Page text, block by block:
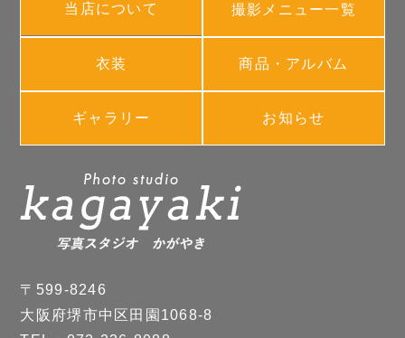
当店について 撮影メニュー一覧
衣装 商品・アルバム
ギャラリー お知らせ
〒599-8246
大阪府堺市中区田園1068-8